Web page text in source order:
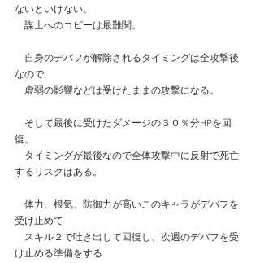
ないといけない。
謀士へのコピーは最難関。
自身のデバフが解除されるタイミングは全攻撃後
なので
虚弱の影響などは受けたままの攻撃になる。
そして最後に受けたダメージの３０％分HPを回
復。
タイミングが最後なので全体攻撃中に反射で死亡
するリスクはある。
体力、根気、防御力が高いこのキャラがデバフを
受け止めて
スキル２で吐き出して回復し、次週のデバフを受
け止める準備をする